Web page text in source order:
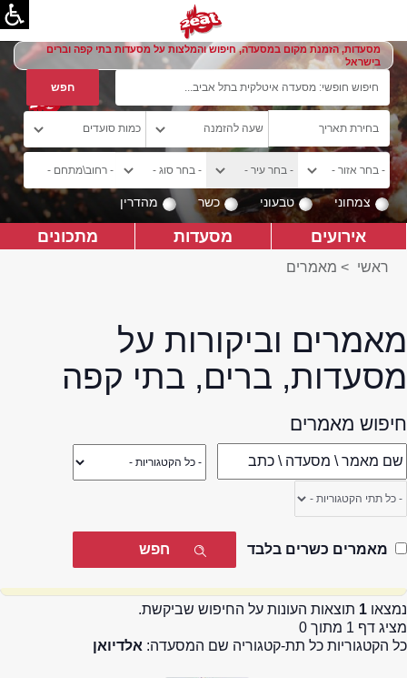
מסעדות, הזמנת מקום במסעדה, חיפוש והמלצות על מסעדות בתי קפה וברים
בישראל
צמחוני טבעוני כשר מהדרין
אירועים מסעדות מתכונים
ראשי > מאמרים
מאמרים וביקורות על
מסעדות, ברים, בתי קפה
חיפוש מאמרים
מאמרים כשרים בלבד
נמצאו 1 תוצאות העונות על החיפוש שביקשת.
מציג דף 1 מתוך 0
כל הקטגוריות כל תת-קטגוריה שם המסעדה: אלדיואן